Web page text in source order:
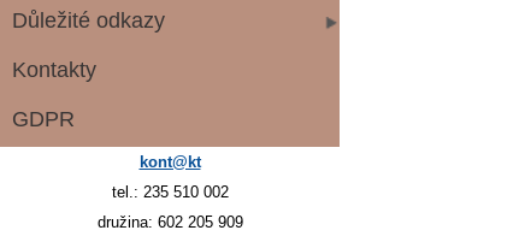
Důležité odkazy
Kontakty
GDPR
kont@kt
tel.: 235 510 002
družina: 602 205 909